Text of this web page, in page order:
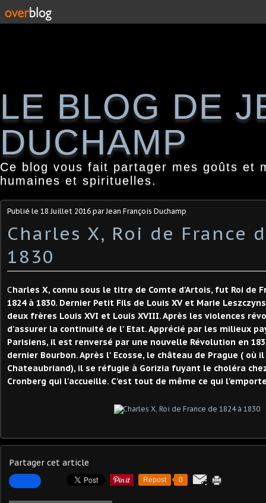
LE BLOG DE
DUCHAMP
Ce blog vous fait partager mes goûts et
humaines et spirituelles.
Publié le 18 Juillet 2016 par Jean François Duchamp
Charles X, Roi de France
1830
Charles X, connu sous le titre de Comte d'Artois, fut Roi de
1824 à 1830. Dernier Petit Fils de Louis XV et Marie
deux frères Louis XVI et Louis XVIII. Après les violences
d'assurer la continuité de l' Etat. Apprécié par les milieux
Parisiens, il est renversé par une nouvelle Révolution en
dernier Bourbon. Après l' Ecosse, le château de Prague ( où
Chateaubriand), il se réfugie à Gorizia fuyant le choléra
Cronberg qui l'accueille. C'est tout de même ce qui
Partager cet article
Repost 0